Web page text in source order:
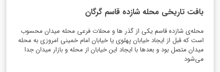
بافت تاریخی محله شازده قاسم گرگان
محله‌ی شازده قاسم یکی از گذر ها و محلات فرعی محله میدان محسوب
است که قبل از ایجاد خیابان پهلوی یا خیابان امام خمینی امروزی به محله
میدان متصل بود و بعدها با ایجاد این خیابان از محله و بازار میدان جدا
می‌شود